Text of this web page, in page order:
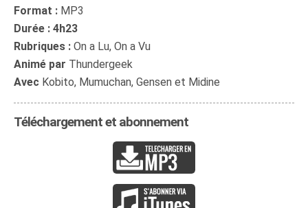
Format : MP3
Durée : 4h23
Rubriques : On a Lu, On a Vu
Animé par Thundergeek
Avec Kobito, Mumuchan, Gensen et Midine
Téléchargement et abonnement